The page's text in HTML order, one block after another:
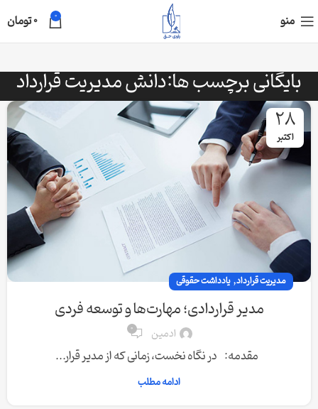
منو 0
0تومان
بایگانی برچسب ها:دانش مدیریت قرارداد
28
اکتبر
مدیریت قرارداد, یادداشت حقوقی
مدیر قراردادی؛ مهارت‌ها و توسعه فردی
ادمین 0
مقدمه: در نگاه نخست، زمانی که از مدیر قرار...
ادامه مطلب